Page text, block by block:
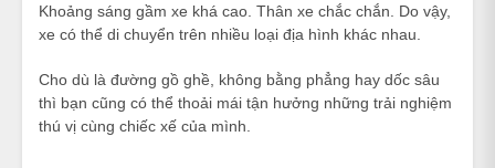
Khoảng sáng gầm xe khá cao. Thân xe chắc chắn. Do vậy,
xe có thể di chuyển trên nhiều loại địa hình khác nhau.
Cho dù là đường gồ ghề, không bằng phẳng hay dốc sâu
thì bạn cũng có thể thoải mái tận hưởng những trải nghiệm
thú vị cùng chiếc xế của mình.